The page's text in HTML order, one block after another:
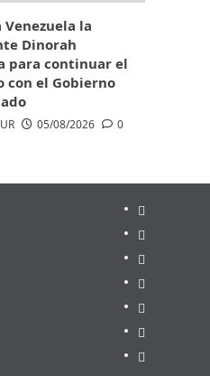
Venezuela la
Dinorah
para continuar el
con el Gobierno
05/08/2026 0